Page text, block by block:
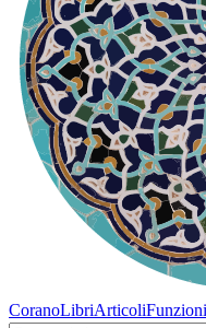
CoranoLibriArticoliFunzioni